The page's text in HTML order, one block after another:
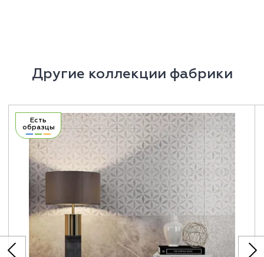
Другие коллекции фабрики
Есть
образцы